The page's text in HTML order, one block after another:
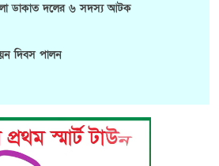
ডাকাত দলের ৬ সদস্য আটক
দিবস পালন